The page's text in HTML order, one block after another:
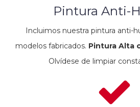
Pintura Anti-
Incluimos nuestra pintura anti-
modelos fabricados. Pintura Alta
Olvídese de limpiar